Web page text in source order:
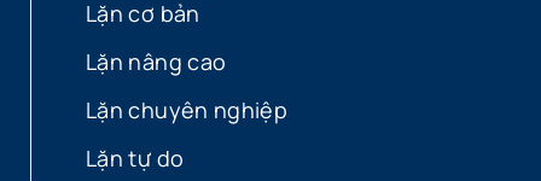
Lặn cơ bản
Lặn nâng cao
Lặn chuyên nghiệp
Lặn tự do